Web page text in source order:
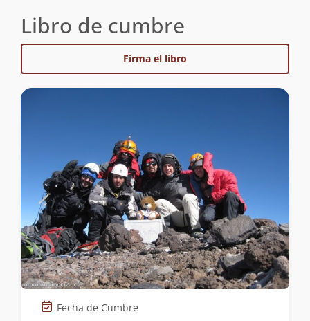
Libro de cumbre
Firma el libro
Fecha de Cumbre